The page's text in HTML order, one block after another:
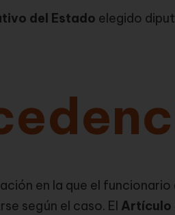
del Estado elegido
en la que el
según el caso. El Artículo